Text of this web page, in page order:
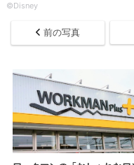
©Disney
前の写真